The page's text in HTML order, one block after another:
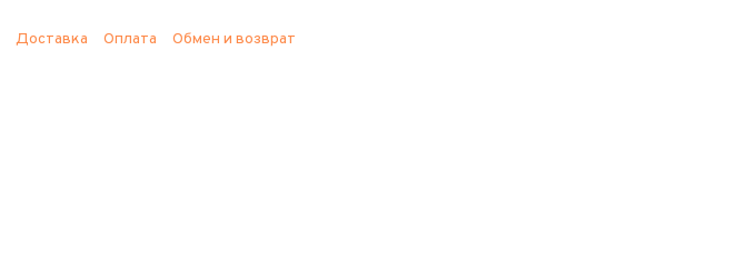
Доставка Оплата Обмен и возврат